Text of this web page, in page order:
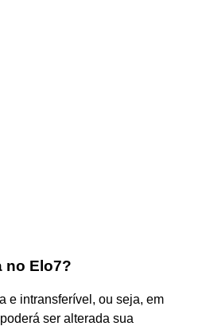
no Elo7?
e intransferível, ou seja, em
ser alterada sua